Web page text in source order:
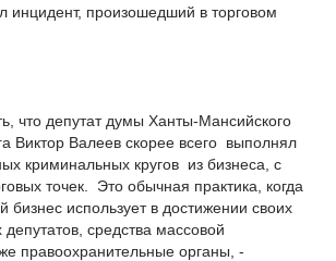
инцидент, произошедший в торговом
что депутат думы Ханты-Мансийского
Виктор Валеев скорее всего выполнял
криминальных кругов из бизнеса, с
точек. Это обычная практика, когда
бизнес использует в достижении своих
средства массовой
правоохранительные органы, -